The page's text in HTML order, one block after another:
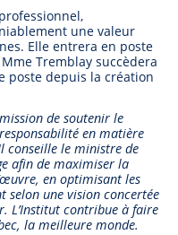
une valeur
Elle entrera en poste
Tremblay succèdera
poste depuis la création
de soutenir le
en matière
conseille le ministre de
afin de maximiser la
en optimisant les
selon une vision concertée
L’Institut contribue à faire
la meilleure monde.